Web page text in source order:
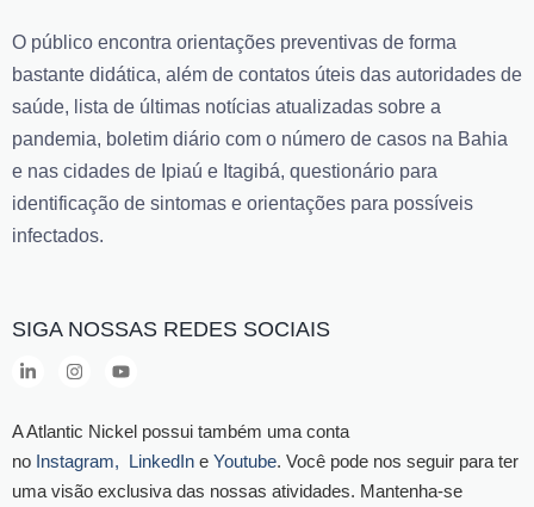
O público encontra orientações preventivas de forma
bastante didática, além de contatos úteis das autoridades de
saúde, lista de últimas notícias atualizadas sobre a
pandemia, boletim diário com o número de casos na Bahia
e nas cidades de Ipiaú e Itagibá, questionário para
identificação de sintomas e orientações para possíveis
infectados.
SIGA NOSSAS REDES SOCIAIS
A Atlantic Nickel possui também uma conta
no Instagram, LinkedIn e Youtube. Você pode nos seguir para ter
uma visão exclusiva das nossas atividades. Mantenha-se